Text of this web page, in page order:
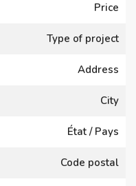
Price
Type of project
Address
City
État / Pays
Code postal